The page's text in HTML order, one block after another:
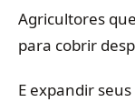
Agricultores
para cobrir
E expandir